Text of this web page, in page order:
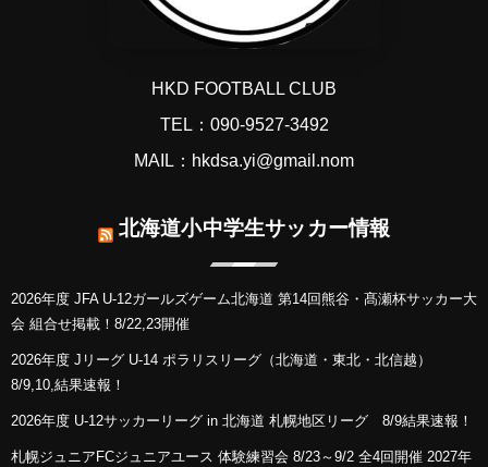
HKD FOOTBALL CLUB
TEL：090-9527-3492
MAIL：hkdsa.yi@gmail.nom
北海道小中学生サッカー情報
2026年度 JFA U-12ガールズゲーム北海道 第14回熊谷・髙瀬杯サッカー大
会 組合せ掲載！8/22,23開催
2026年度 Jリーグ U-14 ポラリスリーグ（北海道・東北・北信越）
8/9,10,結果速報！
2026年度 U-12サッカーリーグ in 北海道 札幌地区リーグ 8/9結果速報！
札幌ジュニアFCジュニアユース 体験練習会 8/23～9/2 全4回開催 2027年